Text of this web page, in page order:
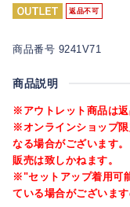
返品不可
商品番号 9241V71
商品説明
※アウトレット商品は返
※オンラインショップ
なる場合がございます
販売は致しかねます。
※"セットアップ着用可
ている場合がございま